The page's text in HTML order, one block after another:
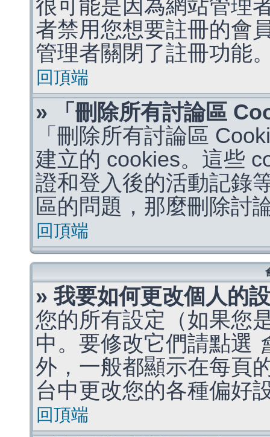
很可能是因為網站管理
者禁用您想要註冊的會
管理者關閉了註冊功能
回頂端
» 「刪除所有討論區
「刪除所有討論區
建立的 cookies。這些
證和登入後的活動記錄
區的問題，那麼刪除討
回頂端
» 我要如何更改個人的
您的所有設定（如果您
中。要修改它們請點選
外，一般都顯示在每頁
台中更改您的各種偏好
回頂端